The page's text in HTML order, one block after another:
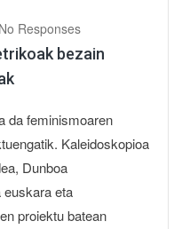
No Responses
bezain
da feminismoaren
Kaleidoskopioa
Dunboa
euskara eta
proiektu batean